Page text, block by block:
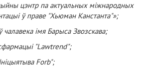
цэнтр па актуальных міжнародных
ў праве "Хьюман Канстанта"»;
імя Барыса Звозскава;
"Lawtrend";
Forb";